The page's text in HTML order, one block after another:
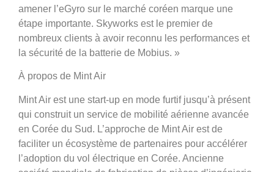
amener l’eGyro sur le marché coréen marque une
étape importante. Skyworks est le premier de
nombreux clients à avoir reconnu les performances et
la sécurité de la batterie de Mobius. »
À propos de Mint Air
Mint Air est une start-up en mode furtif jusqu’à présent
qui construit un service de mobilité aérienne avancée
en Corée du Sud. L’approche de Mint Air est de
faciliter un écosystème de partenaires pour accélérer
l’adoption du vol électrique en Corée. Ancienne